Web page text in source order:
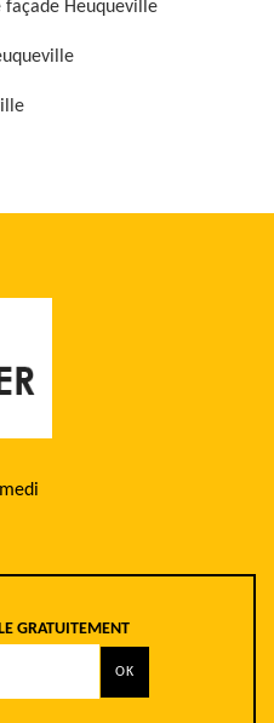
Heuqueville
GRATUITEMENT